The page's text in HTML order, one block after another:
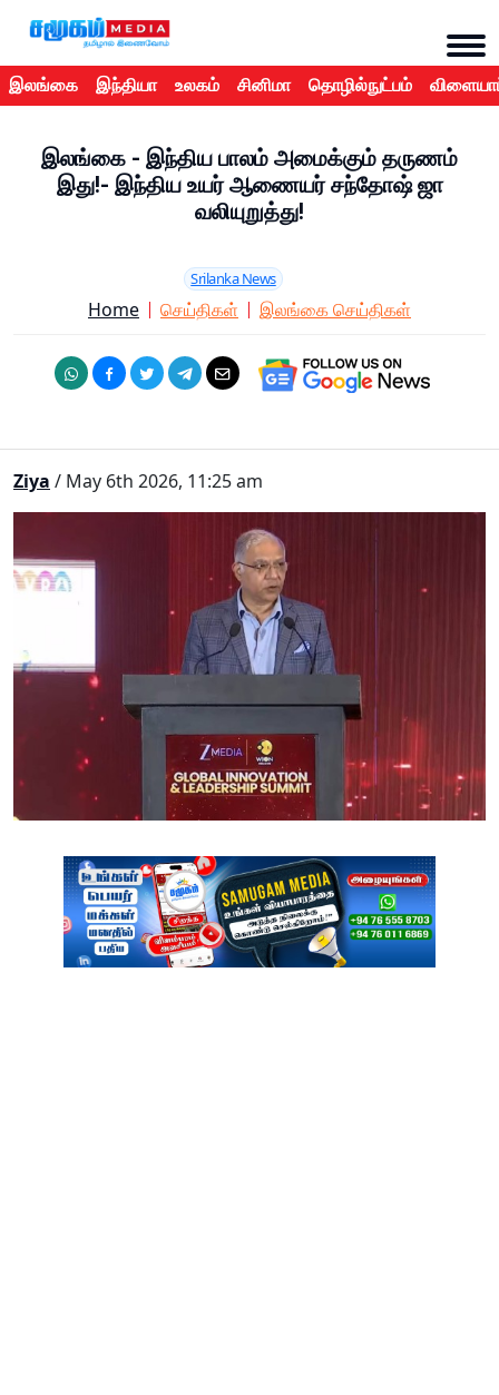
இலங்கை இந்தியா உலகம் சினிமா தொழில்நுட்பம்
இலங்கை - இந்திய பாலம் அமைக்கும் தருணம்
இது!- இந்திய உயர் ஆணையர் சந்தோஷ் ஜா
வலியுறுத்து!
Srilanka News
Home செய்திகள் இலங்கை செய்திகள்
Ziya / May 6th 2026, 11:25 am